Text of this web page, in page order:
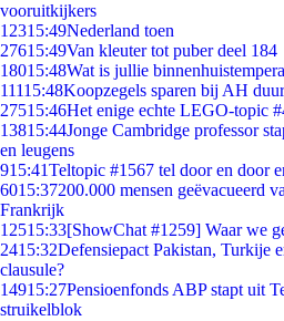
vooruitkijkers
12315:49Nederland toen
27615:49Van kleuter tot puber deel 184
18015:48Wat is jullie
11115:48Koopzegels sparen bij AH
27515:46Het enige echte LEGO-topic
13815:44Jonge Cambridge professor
en leugens
915:41Teltopic #1567 tel door en door
6015:37200.000 mensen geëvacueerd
Frankrijk
12515:33[ShowChat #1259] Waar we
2415:32Defensiepact Pakistan, Turkije
clausule?
14915:27Pensioenfonds ABP stapt uit
struikelblok